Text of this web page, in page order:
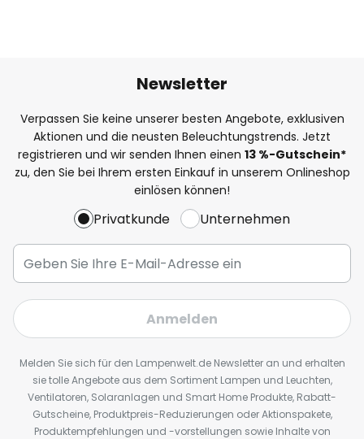
Newsletter
Verpassen Sie keine unserer besten Angebote, exklusiven
Aktionen und die neusten Beleuchtungstrends. Jetzt
registrieren und wir senden Ihnen einen 13 %-Gutschein*
zu, den Sie bei Ihrem ersten Einkauf in unserem Onlineshop
einlösen können!
Privatkunde Unternehmen
Anmelden
Melden Sie sich für den Lampenwelt.de Newsletter an und erhalten
sie tolle Angebote aus dem Sortiment Lampen und Leuchten,
Ventilatoren, Solaranlagen und Smart Home Produkte, Rabatt-
Gutscheine, Produktpreis-Reduzierungen oder Aktionspakete,
Produktempfehlungen und -vorstellungen sowie Inhalte von